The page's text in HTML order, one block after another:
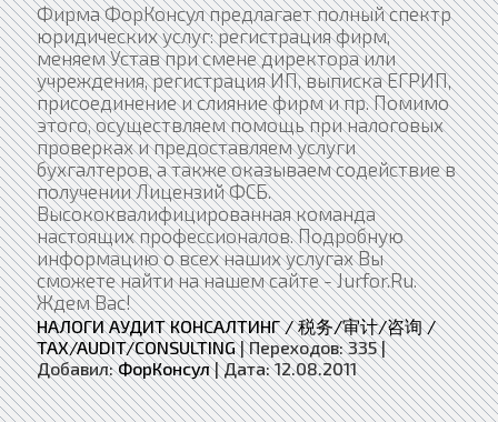
Фирма ФорКонсул предлагает полный спектр
юридических услуг: регистрация фирм,
меняем Устав при смене директора или
учреждения, регистрация ИП, выписка ЕГРИП,
присоединение и слияние фирм и пр. Помимо
этого, осуществляем помощь при налоговых
проверках и предоставляем услуги
бухгалтеров, а также оказываем содействие в
получении Лицензий ФСБ.
Высококвалифицированная команда
настоящих профессионалов. Подробную
информацию о всех наших услугах Вы
сможете найти на нашем сайте - Jurfor.Ru.
Ждем Вас!
НАЛОГИ АУДИТ КОНСАЛТИНГ / 税务/审计/咨询 /
TAX/AUDIT/CONSULTING|Переходов: 335 |
Добавил: ФорКонсул |Дата: 12.08.2011